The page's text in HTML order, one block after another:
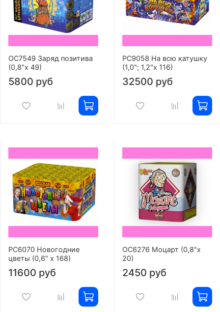
ОС7549 Заряд позитива
(0,8"х 49)
5800 руб
РС9058 На всю катушку
(1,0"; 1,2"х 116)
32500 руб
РС6070 Новогодние
цветы (0,6" х 168)
11600 руб
ОС6276 Моцарт (0,8"х
20)
2450 руб